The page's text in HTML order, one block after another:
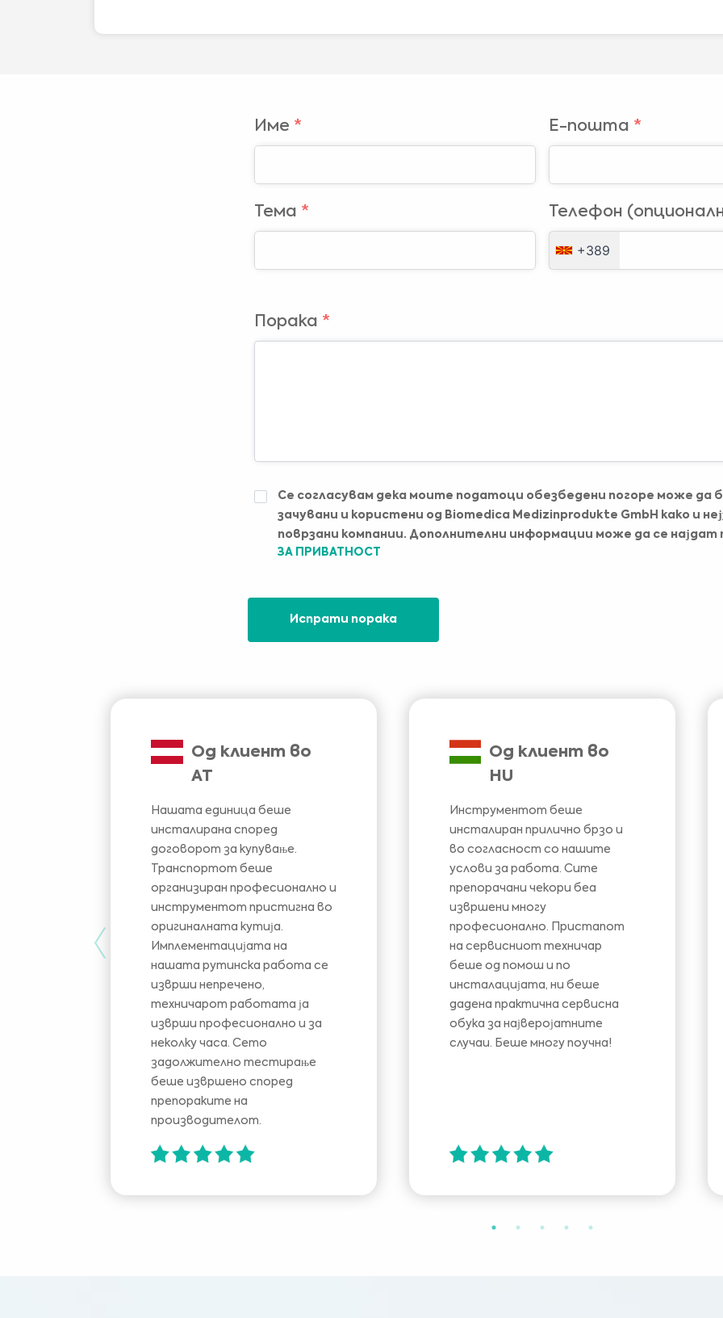
МЕДИЦИНСКИ СОВЕТИ
друг материјал што се содржи на оваа веб-страница се само за информативни
Сопственикот на оваа веб-страница не може да се смета за одговорен за
Име * Е-пошта *
Тема * Телефон
+389
Порака *
ИЗЈАВА
ЗА
ПРИВАТНОСТ*
Се согласувам дека моите податоци обезбедени погоре може да
зачувани и користени од Biomedica Medizinprodukte GmbH како и
поврзани компании. Дополнителни информации може да се најдат
ЗА ПРИВАТНОСТ
Испрати порака
Од клиент во
АТ
Нашата единица беше
инсталирана според
договорот за купување.
Транспортот беше
организиран професионално и
инструментот пристигна во
оригиналната кутија.
Имплементацијата на
нашата рутинска работа се
изврши непречено,
техничарот работата ја
изврши професионално и за
неколку часа. Сето
задолжително тестирање
беше извршено според
препораките на
производителот.
Од клиент во
HU
Инструментот беше
инсталиран прилично брзо и
во согласност со нашите
услови за работа. Сите
препорачани чекори беа
извршени многу
професионално. Пристапот
на сервисниот техничар
беше од помош и по
инсталацијата, ни беше
дадена практична сервисна
обука за најверојатните
случаи. Беше многу поучна!